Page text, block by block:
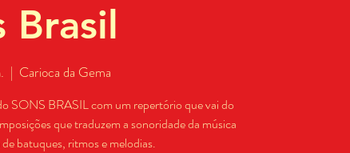
Brasil
  |
Carioca da Gema
SONS BRASIL com um repertório que vai do
que traduzem a sonoridade da música
batuques, ritmos e melodias.